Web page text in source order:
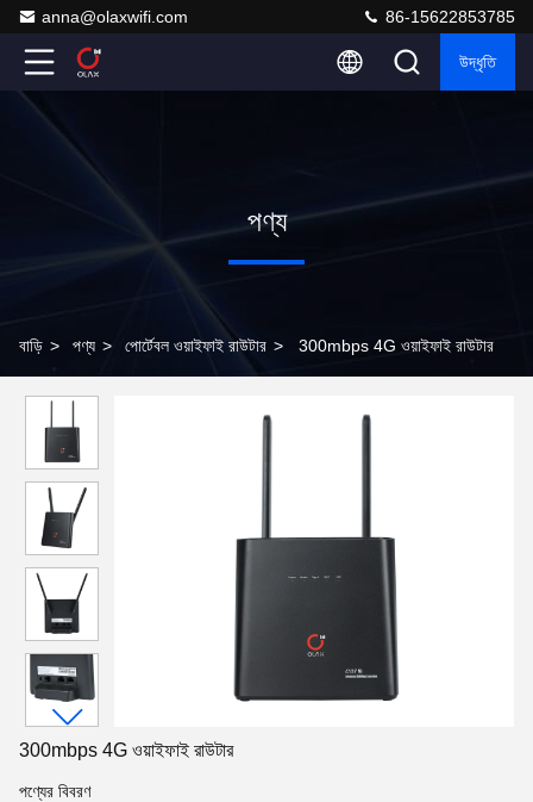
anna@olaxwifi.com 86-15622853785
উদ্ধৃতি
পণ্য
বাড়ি > পণ্য > পোর্টেবল ওয়াইফাই রাউটার > 300mbps 4G ওয়াইফাই রাউটার
300mbps 4G ওয়াইফাই রাউটার
পণ্যের বিবরণ